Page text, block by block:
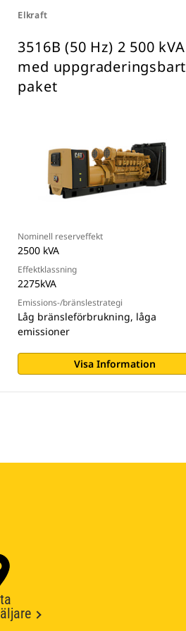
Elkraft
3516B (50 Hz) 2 500 kVA
med uppgraderingsbart
paket
Nominell reserveffekt
2500 kVA
Effektklassning
2275kVA
Emissions-/bränslestrategi
Låg bränsleförbrukning, låga
emissioner
Visa Information